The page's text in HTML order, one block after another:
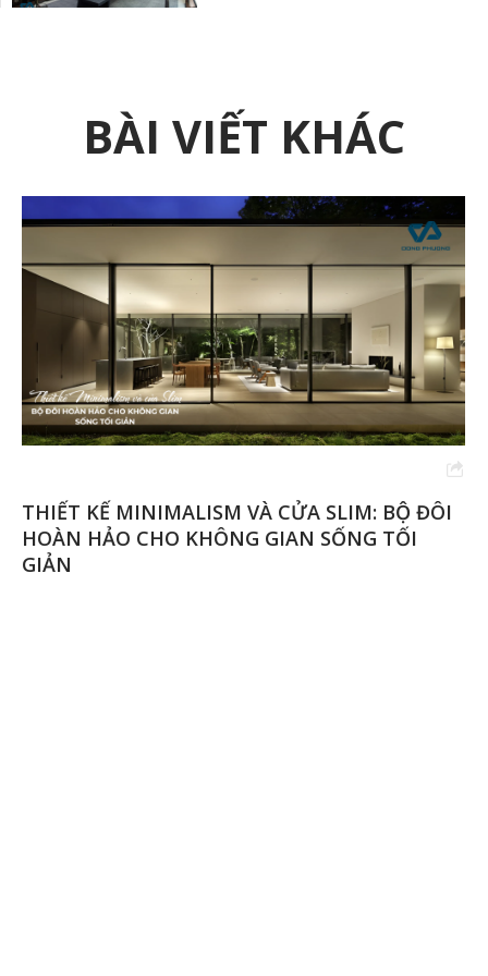
BÀI VIẾT KHÁC
GIẢI PHÁP CHỐNG TRÀN NƯỚC KHI TẮM MÀ
VẪN GIỮ THẨM MỸ CAO - D&B SERIES
ROMADIO